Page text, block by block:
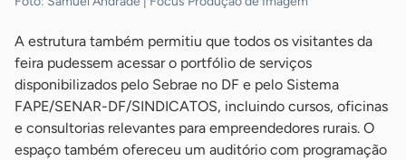
A estrutura também permitiu que todos os visitantes da
feira pudessem acessar o portfólio de serviços
disponibilizados pelo Sebrae no DF e pelo Sistema
FAPE/SENAR-DF/SINDICATOS, incluindo cursos, oficinas
e consultorias relevantes para empreendedores rurais. O
espaço também ofereceu um auditório com programação